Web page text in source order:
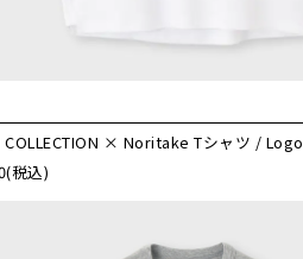
COLLECTION × Noritake Tシャツ / Logo
(税込)